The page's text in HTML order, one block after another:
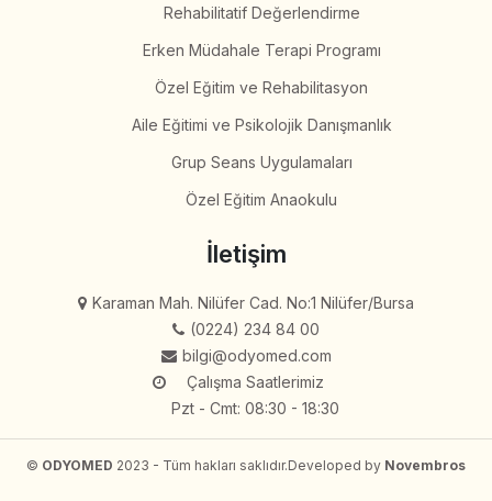
Rehabilitatif Değerlendirme
Erken Müdahale Terapi Programı
Özel Eğitim ve Rehabilitasyon
Aile Eğitimi ve Psikolojik Danışmanlık
Grup Seans Uygulamaları
Özel Eğitim Anaokulu
İletişim
Karaman Mah. Nilüfer Cad. No:1 Nilüfer/Bursa
(0224) 234 84 00
bilgi@odyomed.com
Çalışma Saatlerimiz
Pzt - Cmt: 08:30 - 18:30
© ODYOMED 2023 - Tüm hakları saklıdır.Developed by Novembros